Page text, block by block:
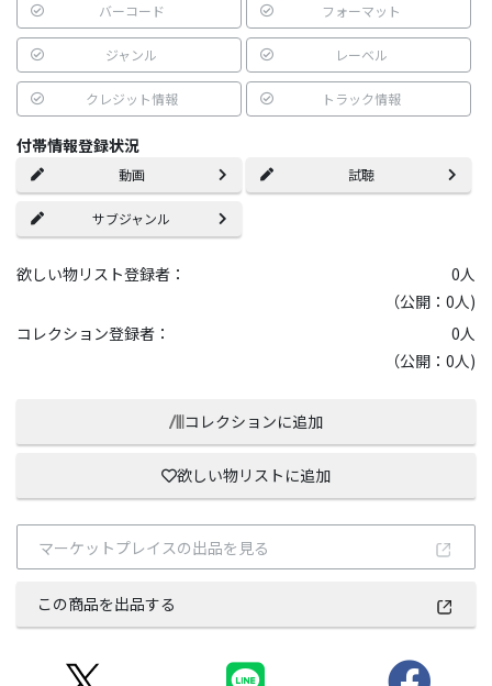
バーコード フォーマット
ジャンル レーベル
クレジット情報 トラック情報
付帯情報登録状況
動画 試聴
サブジャンル
欲しい物リスト登録者： 0人
（公開：0人)
コレクション登録者：
0人
（公開：0人)
コレクションに追加
欲しい物リストに追加
マーケットプレイスの出品を見る
この商品を出品する